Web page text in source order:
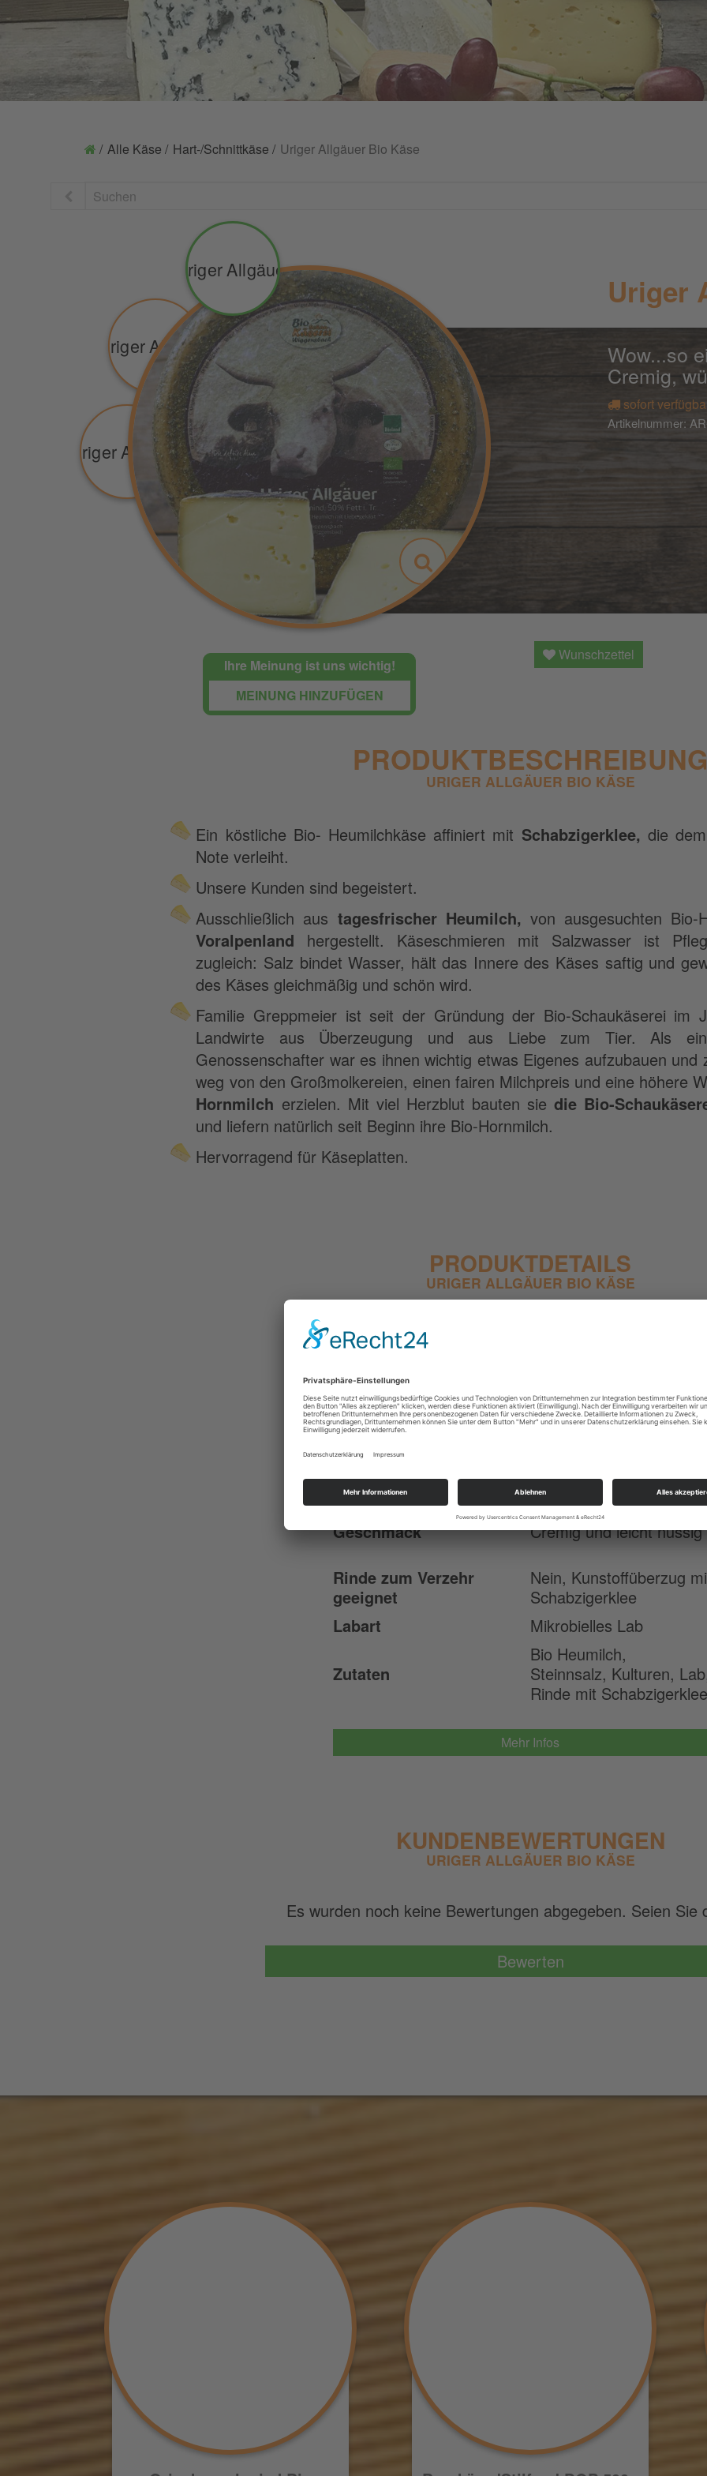
Alle Käse Hart-/Schnittkäse Uriger Allgäuer Bio Käse
Uriger
Wow...so
Cremig,
sofort
Artikelnummer:
Ihre Meinung ist uns wichtig!
MEINUNG HINZUFÜGEN
Wunschzettel
PRODUKTBESCHREIBUNG
URIGER ALLGÄUER BIO KÄSE
Ein köstliche Bio- Heumilchkäse affiniert mit Schabzigerklee, die
Note verleiht.
Unsere Kunden sind begeistert.
Ausschließlich aus tagesfrischer Heumilch, von ausgesuchten Bio-
Voralpenland hergestellt. Käseschmieren mit Salzwasser ist
zugleich: Salz bindet Wasser, hält das Innere des Käses saftig und
des Käses gleichmäßig und schön wird.
Familie Greppmeier ist seit der Gründung der Bio-Schaukäserei im
Landwirte aus Überzeugung und aus Liebe zum Tier. Als
Genossenschafter war es ihnen wichtig etwas Eigenes aufzubauen und
weg von den Großmolkereien, einen fairen Milchpreis und eine höhere
Hornmilch erzielen. Mit viel Herzblut bauten siedie Bio-
und liefern natürlich seit Beginn ihre Bio-Hornmilch.
Hervorragend für Käseplatten.
PRODUKTDETAILS
URIGER ALLGÄUER BIO KÄSE
Herkunftsland
Milchart
Kuh
Reifezeit
mindestens 8 Wochen
Laktosefrei
Rohmilch
Nein
Fettgehalt
50% Fett i.Tr.
Geschmack
Cremig und leicht nussig
Rinde zum Verzehr
geeignet
Nein, Kunstoffüberzug
Schabzigerklee
Labart
Mikrobielles Lab
Zutaten
Bio Heumilch,
Steinnsalz, Kulturen,
Rinde mit
Mehr Infos
KUNDENBEWERTUNGEN
URIGER ALLGÄUER BIO KÄSE
Es wurden noch keine Bewertungen abgegeben. Seien Sie